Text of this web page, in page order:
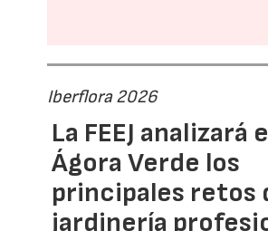
Iberflora 2026
La FEEJ analizará
Ágora Verde los
principales retos
jardinería